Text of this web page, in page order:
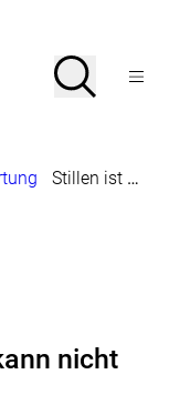
Suche
SucheMenü
Stillen ist gesund und kann nicht warten
nicht